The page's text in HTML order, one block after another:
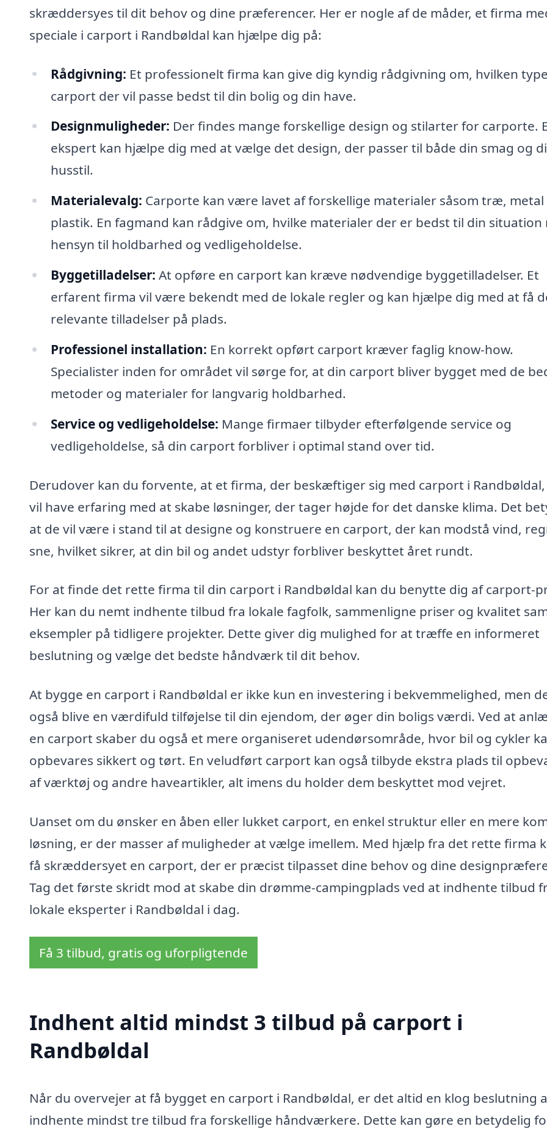
skræddersyes til dit behov og dine præferencer. Her er nogle af de måder, et firma
speciale i carport i Randbøldal kan hjælpe dig på:
Rådgivning: Et professionelt firma kan give dig kyndig rådgivning om, hvilken type
carport der vil passe bedst til din bolig og din have.
Designmuligheder: Der findes mange forskellige design og stilarter for carporte.
ekspert kan hjælpe dig med at vælge det design, der passer til både din smag og
husstil.
Materialevalg: Carporte kan være lavet af forskellige materialer såsom træ, metal
plastik. En fagmand kan rådgive om, hvilke materialer der er bedst til din situation
hensyn til holdbarhed og vedligeholdelse.
Byggetilladelser: At opføre en carport kan kræve nødvendige byggetilladelser. Et
erfarent firma vil være bekendt med de lokale regler og kan hjælpe dig med at få
relevante tilladelser på plads.
Professionel installation: En korrekt opført carport kræver faglig know-how.
Specialister inden for området vil sørge for, at din carport bliver bygget med de
metoder og materialer for langvarig holdbarhed.
Service og vedligeholdelse: Mange firmaer tilbyder efterfølgende service og
vedligeholdelse, så din carport forbliver i optimal stand over tid.
Derudover kan du forvente, at et firma, der beskæftiger sig med carport i Randbøldal,
vil have erfaring med at skabe løsninger, der tager højde for det danske klima. Det
at de vil være i stand til at designe og konstruere en carport, der kan modstå vind,
sne, hvilket sikrer, at din bil og andet udstyr forbliver beskyttet året rundt.
For at finde det rette firma til din carport i Randbøldal kan du benytte dig af carport-
Her kan du nemt indhente tilbud fra lokale fagfolk, sammenligne priser og kvalitet
eksempler på tidligere projekter. Dette giver dig mulighed for at træffe en informeret
beslutning og vælge det bedste håndværk til dit behov.
At bygge en carport i Randbøldal er ikke kun en investering i bekvemmelighed, men
også blive en værdifuld tilføjelse til din ejendom, der øger din boligs værdi. Ved at
en carport skaber du også et mere organiseret udendørsområde, hvor bil og cykler
opbevares sikkert og tørt. En veludført carport kan også tilbyde ekstra plads til
af værktøj og andre haveartikler, alt imens du holder dem beskyttet mod vejret.
Uanset om du ønsker en åben eller lukket carport, en enkel struktur eller en mere
løsning, er der masser af muligheder at vælge imellem. Med hjælp fra det rette firma
få skræddersyet en carport, der er præcist tilpasset dine behov og dine
Tag det første skridt mod at skabe din drømme-campingplads ved at indhente tilbud
lokale eksperter i Randbøldal i dag.
Få 3 tilbud, gratis og uforpligtende
Indhent altid mindst 3 tilbud på carport i
Randbøldal
Når du overvejer at få bygget en carport i Randbøldal, er det altid en klog beslutning
indhente mindst tre tilbud fra forskellige håndværkere. Dette kan gøre en betydelig